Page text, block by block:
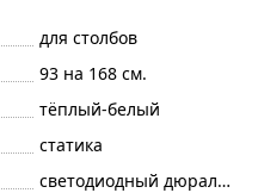
для столбов
93 на 168 см.
тёплый-белый
статика
светодиодный дюралайт